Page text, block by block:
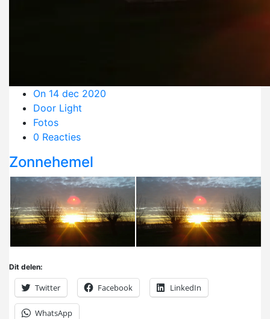
On 14 dec 2020
Door Light
Fotos
0 Reacties
Zonnehemel
Dit delen:
Twitter Facebook LinkedIn
WhatsApp